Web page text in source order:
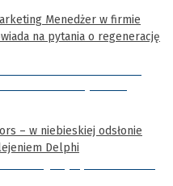
Menedżer w firmie
na pytania o regenerację
– w niebieskiej odsłonie
Delphi